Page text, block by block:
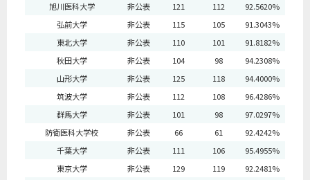
旭川医科大学
非公表 121 112
92.5620%
弘前大学
非公表 115 105
91.3043%
東北大学
非公表 110 101
91.8182%
秋田大学
非公表 104 98
94.2308%
山形大学
非公表 125 118
94.4000%
筑波大学
非公表 112 108
96.4286%
群馬大学
非公表 101 98
97.0297%
防衛医科大学校
非公表 66 61
92.4242%
千葉大学
非公表 111 106
95.4955%
東京大学
非公表 129 119
92.2481%